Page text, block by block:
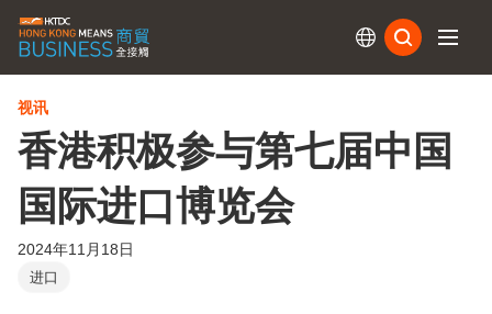
视讯
香港积极参与第七届中国
国际进口博览会
2024年11月18日
进口